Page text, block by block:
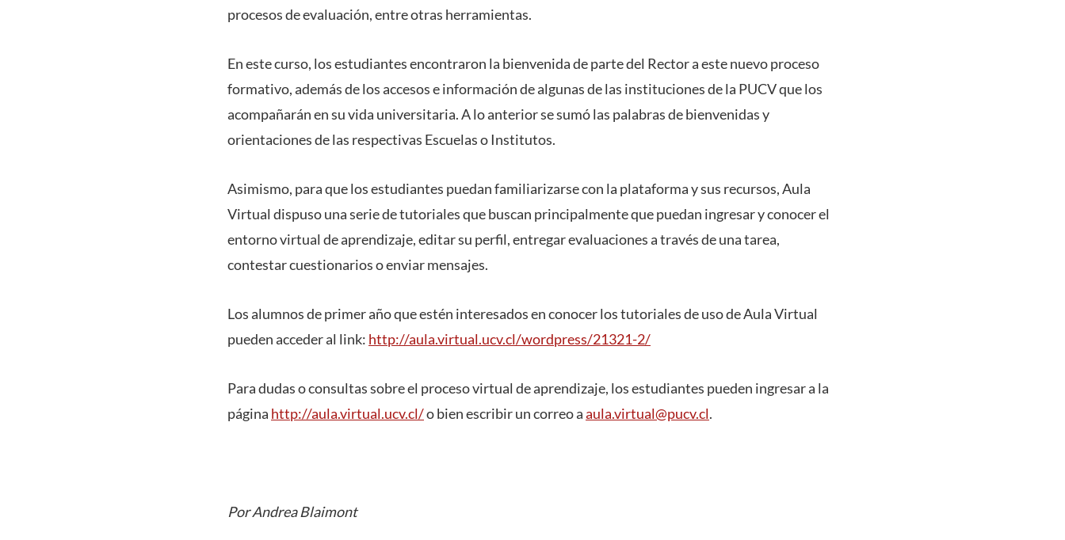
procesos de evaluación, entre otras herramientas.
En este curso, los estudiantes encontraron la bienvenida de parte del Rector a este nuevo proceso
formativo, además de los accesos e información de algunas de las instituciones de la PUCV que los
acompañarán en su vida universitaria. A lo anterior se sumó las palabras de bienvenidas y
orientaciones de las respectivas Escuelas o Institutos.
Asimismo, para que los estudiantes puedan familiarizarse con la plataforma y sus recursos, Aula
Virtual dispuso una serie de tutoriales que buscan principalmente que puedan ingresar y conocer el
entorno virtual de aprendizaje, editar su perfil, entregar evaluaciones a través de una tarea,
contestar cuestionarios o enviar mensajes.
Los alumnos de primer año que estén interesados en conocer los tutoriales de uso de Aula Virtual
pueden acceder al link: http://aula.virtual.ucv.cl/wordpress/21321-2/
Para dudas o consultas sobre el proceso virtual de aprendizaje, los estudiantes pueden ingresar a la
página http://aula.virtual.ucv.cl/o bien escribir un correo aaula.virtual@pucv.cl.
Por Andrea Blaimont